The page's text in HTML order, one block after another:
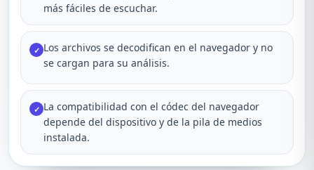
más fáciles de escuchar.
✓ Los archivos se decodifican en el navegador y no
se cargan para su análisis.
✓ La compatibilidad con el códec del navegador
depende del dispositivo y de la pila de medios
instalada.